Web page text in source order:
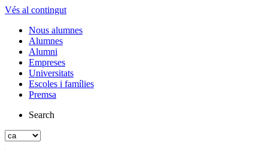
Vés al contingut
Nous alumnes
Alumnes
Alumni
Empreses
Universitats
Escoles i famílies
Premsa
Search